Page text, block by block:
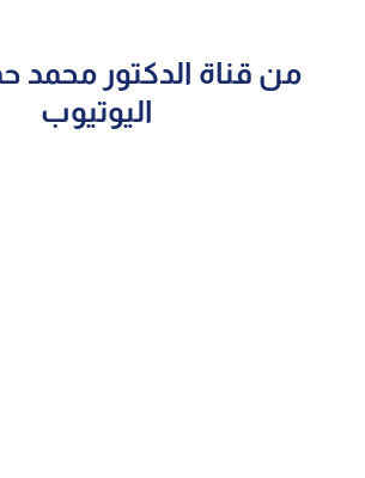
من قناة الدكتور محمد
اليوتيوب